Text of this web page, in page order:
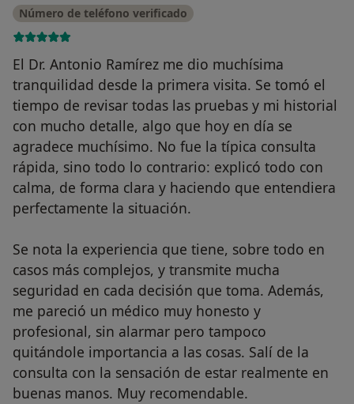
Número de teléfono verificado
El Dr. Antonio Ramírez me dio muchísima
tranquilidad desde la primera visita. Se tomó el
tiempo de revisar todas las pruebas y mi historial
con mucho detalle, algo que hoy en día se
agradece muchísimo. No fue la típica consulta
rápida, sino todo lo contrario: explicó todo con
calma, de forma clara y haciendo que entendiera
perfectamente la situación.
Se nota la experiencia que tiene, sobre todo en
casos más complejos, y transmite mucha
seguridad en cada decisión que toma. Además,
me pareció un médico muy honesto y
profesional, sin alarmar pero tampoco
quitándole importancia a las cosas. Salí de la
consulta con la sensación de estar realmente en
buenas manos. Muy recomendable.